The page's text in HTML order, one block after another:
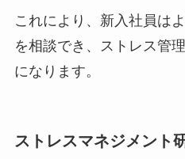
これにより、新入社員は
を相談でき、ストレス管
になります。
ストレスマネジメント